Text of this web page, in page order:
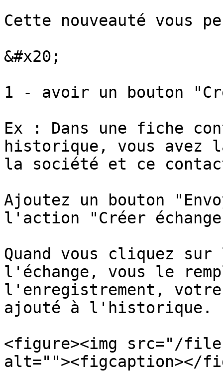
Cette nouveauté vous
&#x20;
1 - avoir un bouton
Ex : Dans une fiche
historique, vous avez
la société et ce
Ajoutez un bouton
l'action "Créer
Quand vous cliquez
l'échange, vous le
l'enregistrement, votre
ajouté à l'historique.
<figure><img src="/files/
alt=""><figcaption></